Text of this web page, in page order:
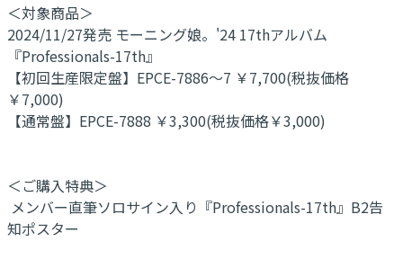
＜対象商品＞
2024/11/27発売 モーニング娘。'24 17thアルバム
『Professionals-17th』
【初回生産限定盤】EPCE-7886～7 ￥7,700(税抜価格
￥7,000)
【通常盤】EPCE-7888 ￥3,300(税抜価格￥3,000)
＜ご購入特典＞
メンバー直筆ソロサイン入り『Professionals-17th』B2告
知ポスター